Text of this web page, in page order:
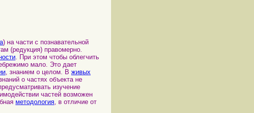
) на части с познавательной
(редукция) правомерно.
. При этом чтобы облегчить
мало. Это дает
, знанием о целом. В живых
о частях объекта не
изучение
частей возможен
методология, в отличие от